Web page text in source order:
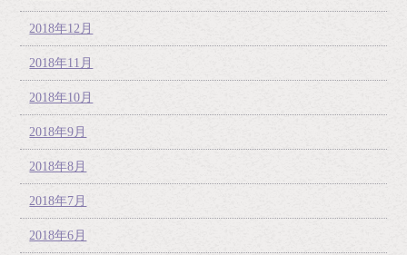
2018年12月
2018年11月
2018年10月
2018年9月
2018年8月
2018年7月
2018年6月